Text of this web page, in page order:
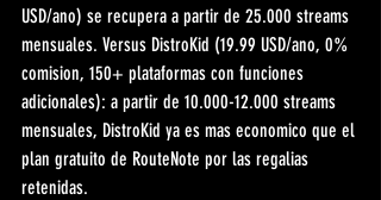
USD/ano) se recupera a partir de 25.000 streams
mensuales. Versus DistroKid (19.99 USD/ano, 0%
comision, 150+ plataformas con funciones
adicionales): a partir de 10.000-12.000 streams
mensuales, DistroKid ya es mas economico que el
plan gratuito de RouteNote por las regalias
retenidas.